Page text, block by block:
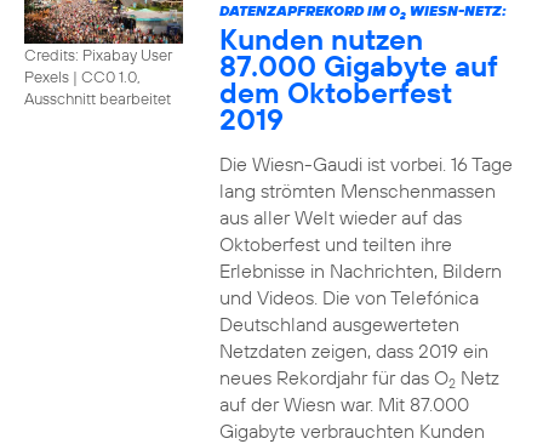
Credits: Pixabay User
Pexels | CC0 1.0,
Ausschnitt bearbeitet
DATENZAPFREKORD IM O2WIESN-NETZ:
Kunden nutzen
87.000 Gigabyte auf
dem Oktoberfest
2019
Die Wiesn-Gaudi ist vorbei. 16 Tage
lang strömten Menschenmassen
aus aller Welt wieder auf das
Oktoberfest und teilten ihre
Erlebnisse in Nachrichten, Bildern
und Videos. Die von Telefónica
Deutschland ausgewerteten
Netzdaten zeigen, dass 2019 ein
neues Rekordjahr für das O2Netz
auf der Wiesn war. Mit 87.000
Gigabyte verbrauchten Kunden